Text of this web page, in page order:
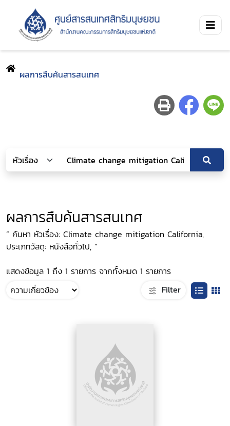
ผลการสืบค้นสารสนเทศ
ผลการสืบค้นสารสนเทศ
“ ค้นหา หัวเรื่อง: Climate change mitigation California,
ประเภทวัสดุ: หนังสือทั่วไป, ”
แสดงข้อมูล 1 ถึง 1 รายการ จากทั้งหมด 1 รายการ
Filter